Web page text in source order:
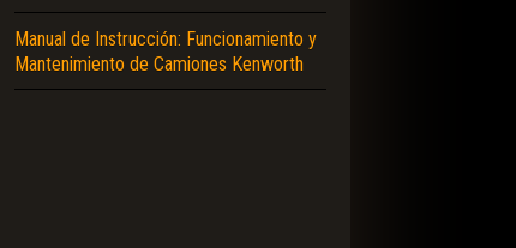
Manual de Instrucción: Funcionamiento y
Mantenimiento de Camiones Kenworth